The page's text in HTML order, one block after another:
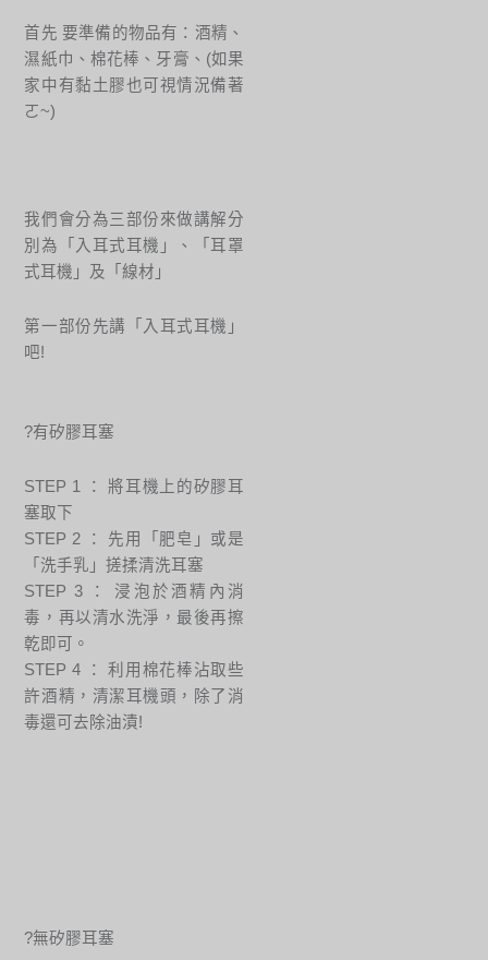
首先 要準備的物品有：酒精、
濕紙巾、棉花棒、牙膏、(如果
家中有黏土膠也可視情況備著
ㄛ~)
我們會分為三部份來做講解分
別為「入耳式耳機」、「耳罩
式耳機」及「線材」
第一部份先講「入耳式耳機」
吧!
?有矽膠耳塞
STEP 1 ： 將耳機上的矽膠耳
塞取下
STEP 2 ： 先用「肥皂」或是
「洗手乳」搓揉清洗耳塞
STEP 3 ： 浸泡於酒精內消
毒，再以清水洗淨，最後再擦
乾即可。
STEP 4 ： 利用棉花棒沾取些
許酒精，清潔耳機頭，除了消
毒還可去除油漬!
?無矽膠耳塞